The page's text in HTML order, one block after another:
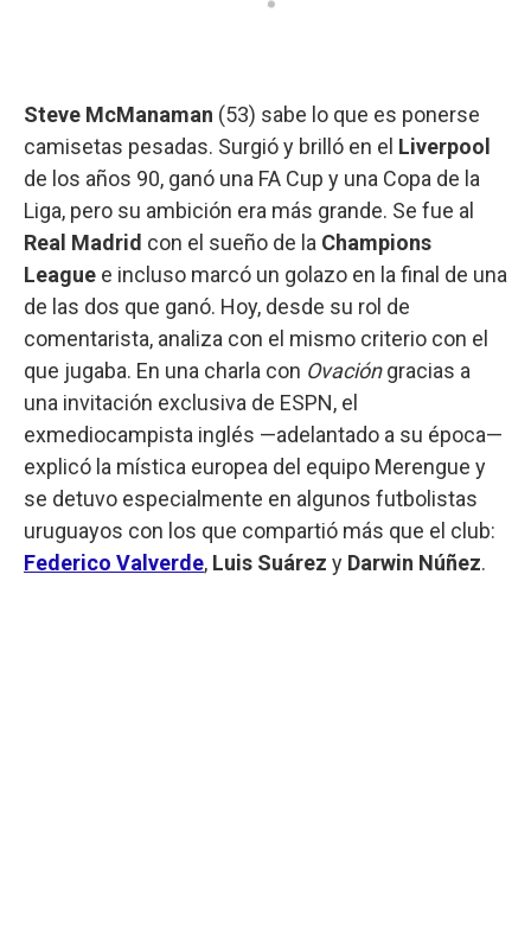
Steve McManaman (53) sabe lo que es ponerse
camisetas pesadas. Surgió y brilló en el Liverpool
de los años 90, ganó una FA Cup y una Copa de la
Liga, pero su ambición era más grande. Se fue al
Real Madrid con el sueño de la Champions
League e incluso marcó un golazo en la final de una
de las dos que ganó. Hoy, desde su rol de
comentarista, analiza con el mismo criterio con el
que jugaba. En una charla con Ovacióngracias a
una invitación exclusiva de ESPN, el
exmediocampista inglés —adelantado a su época—
explicó la mística europea del equipo Merengue y
se detuvo especialmente en algunos futbolistas
uruguayos con los que compartió más que el club:
Federico Valverde, Luis Suárez y Darwin Núñez.